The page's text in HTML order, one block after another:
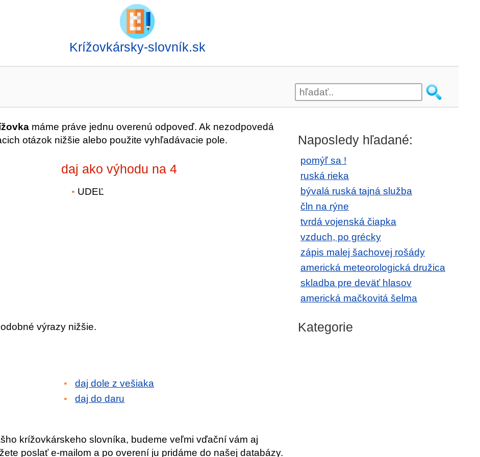
Krížovkársky-slovník.sk
máme práve jednu overenú odpoveď. Ak nezodpovedá
otázok nižšie alebo použite vyhľadávacie pole.
daj ako výhodu na 4
UDEĽ
výrazy nižšie.
daj dole z vešiaka
daj do daru
krížovkárskeho slovníka, budeme veľmi vďační vám aj
poslať e-mailom a po overení ju pridáme do našej databázy.
Naposledy hľadané:
pomýľ sa !
ruská rieka
bývalá ruská tajná služba
čln na rýne
tvrdá vojenská čiapka
vzduch, po grécky
zápis malej šachovej rošády
americká meteorologická družica
skladba pre deväť hlasov
americká mačkovitá šelma
Kategorie